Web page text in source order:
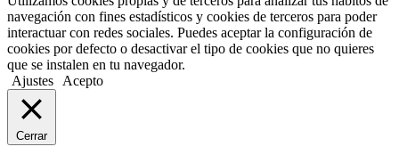
navegación con fines estadísticos y cookies de terceros para poder
interactuar con redes sociales. Puedes aceptar la configuración de
cookies por defecto o desactivar el tipo de cookies que no quieres
que se instalen en tu navegador.
Ajustes
Acepto
Cerrar